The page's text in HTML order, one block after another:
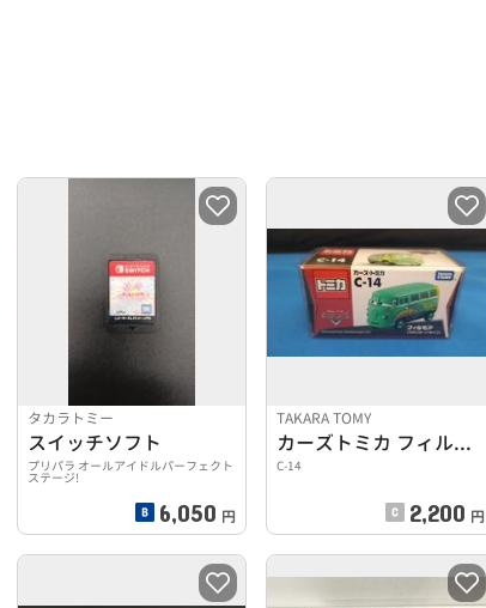
タカラトミー
スイッチソフト
プリパラ オールアイドルパーフェクト
ステージ!
6,050 円
TAKARA TOMY
カーズトミカ フィルモア
C-14
2,200 円